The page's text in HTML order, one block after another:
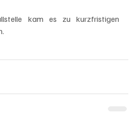
kam es zu kurzfristigen